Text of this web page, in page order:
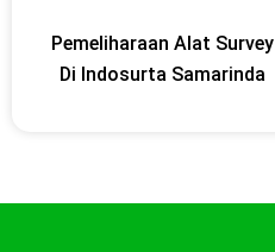
Pemeliharaan Alat Survey
Di Indosurta Samarinda